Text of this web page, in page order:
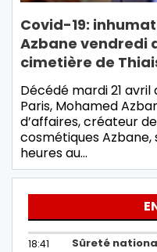
Covid-19:
Azbane vendredi
cimetière de
Décédé mardi 21 avril
Paris, Mohamed
d’affaires, créateur
cosmétiques Azbane,
heures au…
18:41
Sûreté